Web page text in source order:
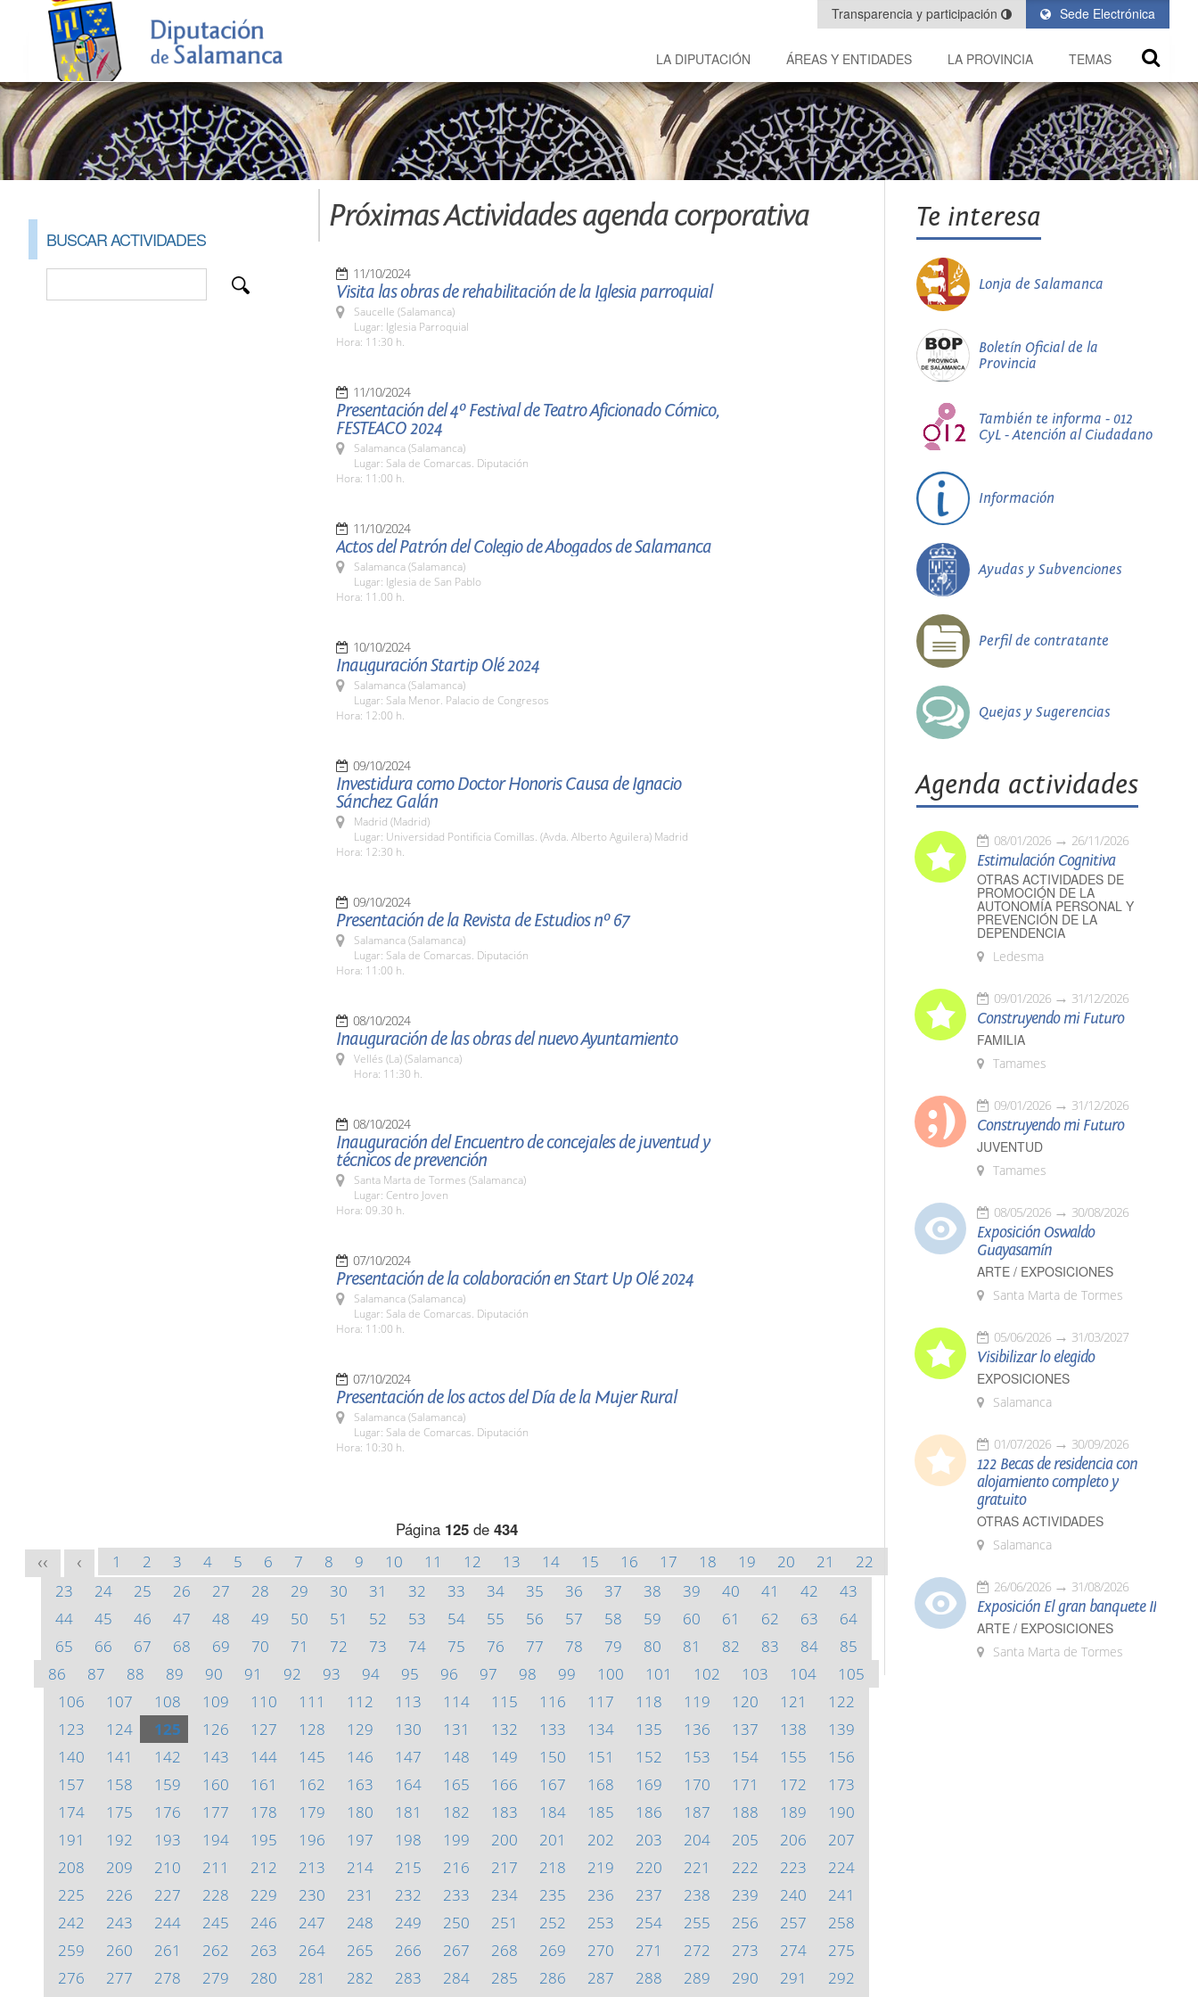
Sede Electrónica
Transparencia y participación
LA DIPUTACIÓN ÁREAS Y ENTIDADES LA PROVINCIA TEMAS
BUSCAR ACTIVIDADES
Próximas Actividades agenda corporativa
11/10/2024
Visita las obras de rehabilitación de la Iglesia parroquial
Saucelle (Salamanca)
Lugar: Iglesia Parroquial
Hora: 11:30 h.
11/10/2024
Presentación del 4º Festival de Teatro Aficionado Cómico,
FESTEACO 2024
Salamanca (Salamanca)
Lugar: Sala de Comarcas. Diputación
Hora: 11:00 h.
11/10/2024
Actos del Patrón del Colegio de Abogados de Salamanca
Salamanca (Salamanca)
Lugar: Iglesia de San Pablo
Hora: 11.00 h.
10/10/2024
Inauguración Startip Olé 2024
Salamanca (Salamanca)
Lugar: Sala Menor. Palacio de Congresos
Hora: 12:00 h.
09/10/2024
Investidura como Doctor Honoris Causa de Ignacio
Sánchez Galán
Madrid (Madrid)
Lugar: Universidad Pontificia Comillas. (Avda. Alberto Aguilera) Madrid
Hora: 12:30 h.
09/10/2024
Presentación de la Revista de Estudios nº 67
Salamanca (Salamanca)
Lugar: Sala de Comarcas. Diputación
Hora: 11:00 h.
08/10/2024
Inauguración de las obras del nuevo Ayuntamiento
Vellés (La) (Salamanca)
Hora: 11:30 h.
08/10/2024
Inauguración del Encuentro de concejales de juventud y
técnicos de prevención
Santa Marta de Tormes (Salamanca)
Lugar: Centro Joven
Hora: 09.30 h.
07/10/2024
Presentación de la colaboración en Start Up Olé 2024
Salamanca (Salamanca)
Lugar: Sala de Comarcas. Diputación
Hora: 11:00 h.
07/10/2024
Presentación de los actos del Día de la Mujer Rural
Salamanca (Salamanca)
Lugar: Sala de Comarcas. Diputación
Hora: 10:30 h.
Página 125de 434
<< < 1 2 3 4 5 6 7 8 9 10 11 12 13 14 15 16 17 18 19 20 21
22
23
24 25 26 27 28 29 30 31 32 33 34 35 36 37 38 39 40 41 42
43
44
45 46 47 48 49 50 51 52 53 54 55 56 57 58 59 60 61 62 63
64
65
66 67 68 69 70 71 72 73 74 75 76 77 78 79 80 81 82 83 84
85
86
87 88 89 90 91 92 93 94 95 96 97 98 99 100 101 102 103 104
105
106
107 108 109 110 111 112 113 114 115 116 117 118 119 120 121
122
123
124 125 126 127 128 129 130 131 132 133 134 135 136 137 138
139
140
141 142 143 144 145 146 147 148 149 150 151 152 153 154 155
156
157
158 159 160 161 162 163 164 165 166 167 168 169 170 171 172
173
174
175 176 177 178 179 180 181 182 183 184 185 186 187 188 189
190
191
192 193 194 195 196 197 198 199 200 201 202 203 204 205 206
207
208
209 210 211 212 213 214 215 216 217 218 219 220 221 222 223
224
225
226 227 228 229 230 231 232 233 234 235 236 237 238 239 240
241
242
243 244 245 246 247 248 249 250 251 252 253 254 255 256 257
258
259
260 261 262 263 264 265 266 267 268 269 270 271 272 273 274
275
276
277 278 279 280 281 282 283 284 285 286 287 288 289 290 291
292
Te interesa
Lonja de Salamanca
Boletín Oficial de la
Provincia
También te informa - 012
CyL - Atención al Ciudadano
Información
Ayudas y Subvenciones
Perfil de contratante
Quejas y Sugerencias
Agenda actividades
08/01/2026 26/11/2026
Estimulación Cognitiva
OTRAS ACTIVIDADES DE
PROMOCIÓN DE LA
AUTONOMÍA PERSONAL Y
PREVENCIÓN DE LA
DEPENDENCIA
Ledesma
09/01/2026 31/12/2026
Construyendo mi Futuro
FAMILIA
Tamames
09/01/2026 31/12/2026
Construyendo mi Futuro
JUVENTUD
Tamames
08/05/2026 30/08/2026
Exposición Oswaldo
Guayasamín
ARTE / EXPOSICIONES
Santa Marta de Tormes
05/06/2026 31/03/2027
Visibilizar lo elegido
EXPOSICIONES
Salamanca
01/07/2026 30/09/2026
122 Becas de residencia con
alojamiento completo y
gratuito
OTRAS ACTIVIDADES
Salamanca
26/06/2026 31/08/2026
Exposición El gran banquete II
ARTE / EXPOSICIONES
Santa Marta de Tormes